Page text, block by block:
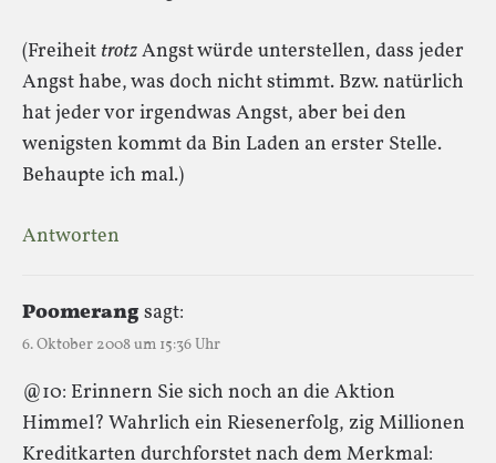
(Freiheit trotzAngst würde unterstellen, dass jeder
Angst habe, was doch nicht stimmt. Bzw. natürlich
hat jeder vor irgendwas Angst, aber bei den
wenigsten kommt da Bin Laden an erster Stelle.
Behaupte ich mal.)
Antworten
Poomerangsagt:
6. Oktober 2008 um 15:36 Uhr
@10: Erinnern Sie sich noch an die Aktion
Himmel? Wahrlich ein Riesenerfolg, zig Millionen
Kreditkarten durchforstet nach dem Merkmal: